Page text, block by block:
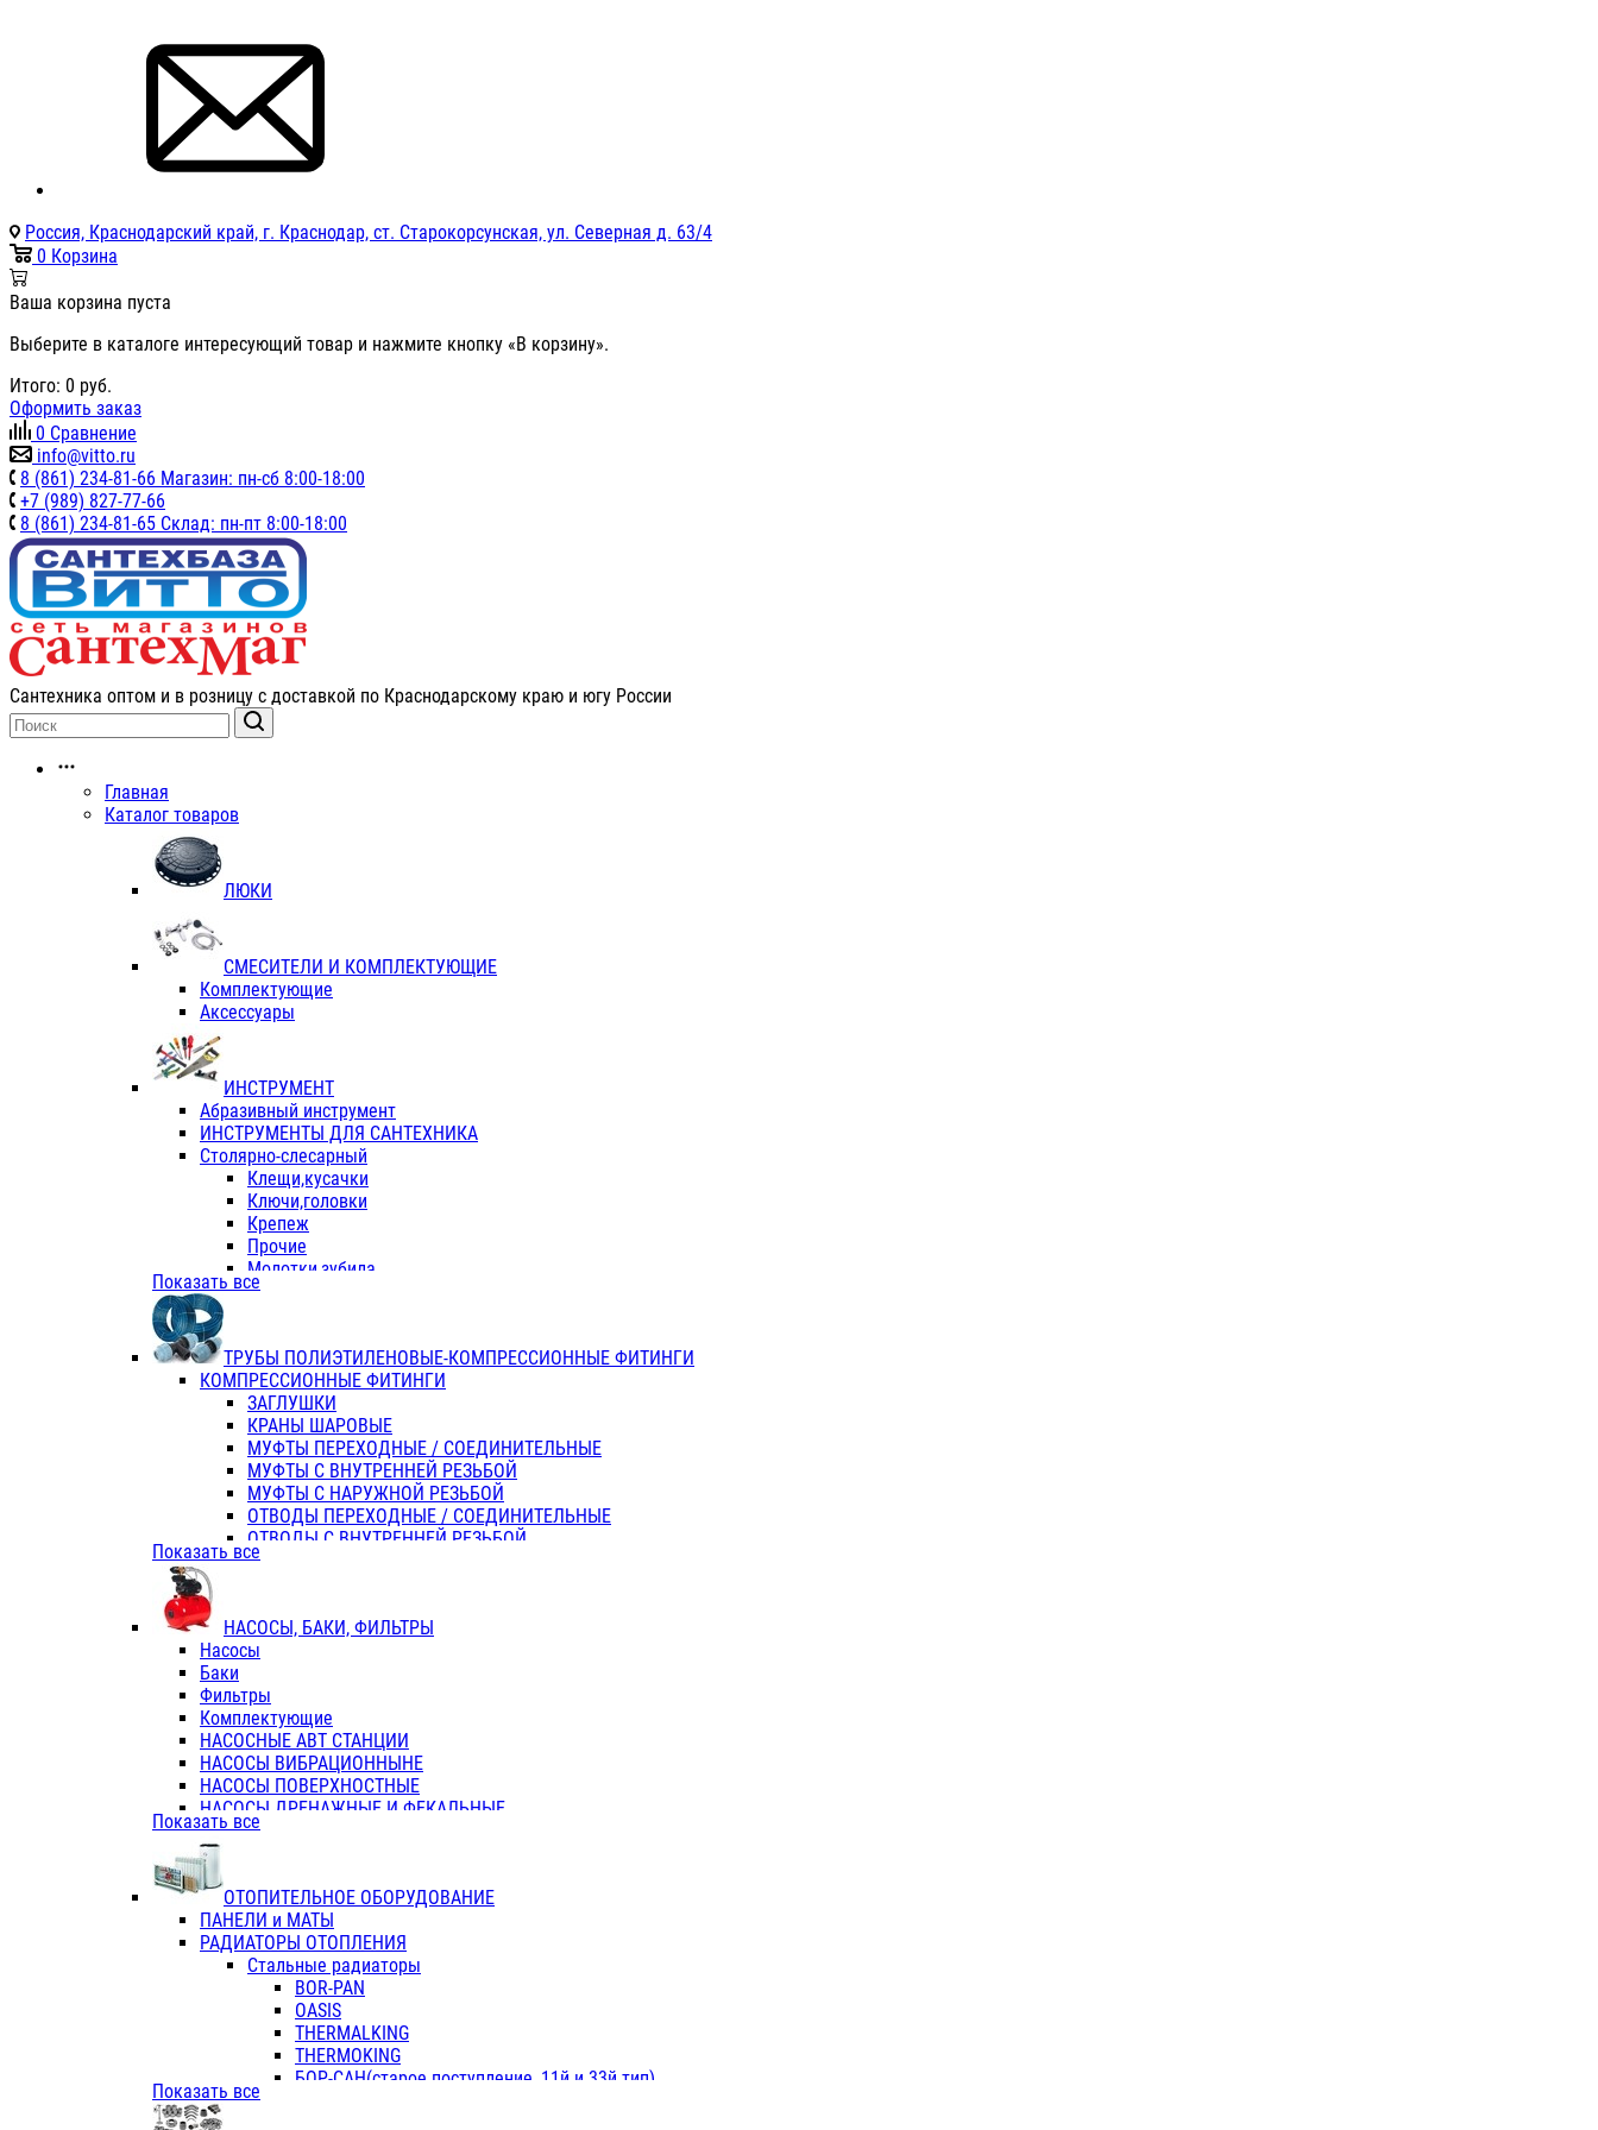
Россия, Краснодарский край, г. Краснодар, ст. Старокорсунская, ул. Северная д. 63/4
0 Корзина
Ваша корзина пуста
Выберите в каталоге интересующий товар и нажмите кнопку «В корзину».
Итого: 0 руб.
Оформить заказ
0 Сравнение
info@vitto.ru
8 (861) 234-81-66 Магазин: пн-сб 8:00-18:00
+7 (989) 827-77-66
8 (861) 234-81-65 Склад: пн-пт 8:00-18:00
Сантехника оптом и в розницу с доставкой по Краснодарскому краю и югу России
Главная
Каталог товаров
ЛЮКИ
СМЕСИТЕЛИ И КОМПЛЕКТУЮЩИЕ
Комплектующие
Аксессуары
ИНСТРУМЕНТ
Абразивный инструмент
ИНСТРУМЕНТЫ ДЛЯ САНТЕХНИКА
Столярно-слесарный
Клещи,кусачки
Ключи,головки
Крепеж
Прочие
Молотки,зубила
Пассатижи,тонкогубцы,утконосы
Отвертки
Хоз. инвентарь
ЭЛ. ИНСТРУМЕНТ OASIS
Показать все
ТРУБЫ ПОЛИЭТИЛЕНОВЫЕ-КОМПРЕССИОННЫЕ ФИТИНГИ
КОМПРЕССИОННЫЕ ФИТИНГИ
ЗАГЛУШКИ
КРАНЫ ШАРОВЫЕ
МУФТЫ ПЕРЕХОДНЫЕ / СОЕДИНИТЕЛЬНЫЕ
МУФТЫ С ВНУТРЕННЕЙ РЕЗЬБОЙ
МУФТЫ С НАРУЖНОЙ РЕЗЬБОЙ
ОТВОДЫ ПЕРЕХОДНЫЕ / СОЕДИНИТЕЛЬНЫЕ
ОТВОДЫ С ВНУТРЕННЕЙ РЕЗЬБОЙ
ОТВОДЫ С НАРУЖНОЙ РЕЗЬБОЙ
ТРОЙНИКИ ПЕРЕХОДНЫЕ / СОЕДИНИТЕЛЬНЫЕ
ТРОЙНИКИ С ВНУТРЕННЕЙ РЕЗЬБОЙ
КОЛЬЦА РЕЗИНОВЫЕ
ТРУБЫ НАПОРНЫЕ
ТРУБЫ ГОФРИРОВАННЫЕ ДВУХСЛ.
ТРУБЫ ПОЛИЭТИЛЕНОВЫЕ
Показать все
НАСОСЫ, БАКИ, ФИЛЬТРЫ
Насосы
Баки
Фильтры
Комплектующие
НАСОСНЫЕ АВТ СТАНЦИИ
НАСОСЫ ВИБРАЦИОННЫНЕ
НАСОСЫ ПОВЕРХНОСТНЫЕ
НАСОСЫ ДРЕНАЖНЫЕ И ФЕКАЛЬНЫЕ
НАСОСЫ ПОВЫСИТ и ЦИРКУЛЯЦИОННЫЕ
НАСОСЫ СКВАЖИННЫЕ
Показать все
ОТОПИТЕЛЬНОЕ ОБОРУДОВАНИЕ
ПАНЕЛИ и МАТЫ
РАДИАТОРЫ ОТОПЛЕНИЯ
Стальные радиаторы
BOR-PAN
OASIS
THERMALKING
THERMOKING
БОР-САН(старое поступление, 11й и 33й тип)
Показать все